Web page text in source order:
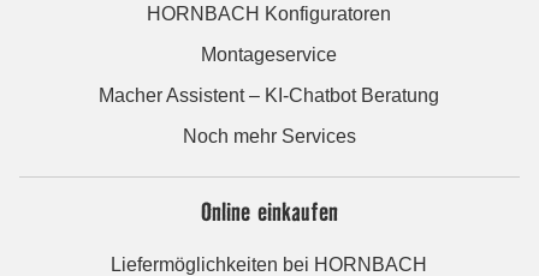
HORNBACH Konfiguratoren
Montageservice
Macher Assistent – KI-Chatbot Beratung
Noch mehr Services
Online einkaufen
Liefermöglichkeiten bei HORNBACH